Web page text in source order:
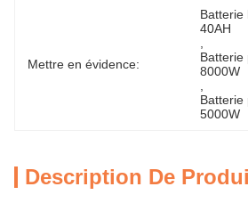
Mettre en évidence:
Batterie
40AH
Batterie
8000W
Batterie
5000W
Description De